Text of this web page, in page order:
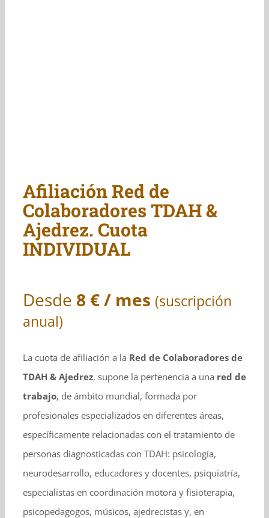
Afiliación Red de
Colaboradores TDAH &
Ajedrez. Cuota
INDIVIDUAL
Desde 8 € / mes (suscripción
anual)
La cuota de afiliación a la Red de Colaboradores de
TDAH & Ajedrez, supone la pertenencia a una red de
trabajo, de ámbito mundial, formada por
profesionales especializados en diferentes áreas,
específicamente relacionadas con el tratamiento de
personas diagnosticadas con TDAH: psicología,
neurodesarrollo, educadores y docentes, psiquiatría,
especialistas en coordinación motora y fisioterapia,
psicopedagogos, músicos, ajedrecistas y, en